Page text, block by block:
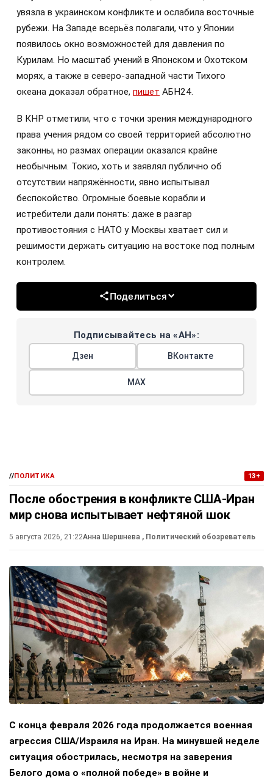
увязла в украинском конфликте и ослабила восточные
рубежи. На Западе всерьёз полагали, что у Японии
появилось окно возможностей для давления по
Курилам. Но масштаб учений в Японском и Охотском
морях, а также в северо-западной части Тихого
океана доказал обратное, пишет АБН24.
В КНР отметили, что с точки зрения международного
права учения рядом со своей территорией абсолютно
законны, но размах операции оказался крайне
необычным. Токио, хоть и заявлял публично об
отсутствии напряжённости, явно испытывал
беспокойство. Огромные боевые корабли и
истребители дали понять: даже в разгар
противостояния с НАТО у Москвы хватает сил и
решимости держать ситуацию на востоке под полным
контролем.
Поделиться
Подписывайтесь на «АН»:
Дзен ВКонтакте
МАХ
//ПОЛИТИКА 13+
После обострения в конфликте США-Иран
мир снова испытывает нефтяной шок
5 августа 2026, 21:22Анна Шершнева , Политический обозреватель
С конца февраля 2026 года продолжается военная
агрессия США/Израиля на Иран. На минувшей неделе
ситуация обострилась, несмотря на заверения
Белого дома о «полной победе» в войне и